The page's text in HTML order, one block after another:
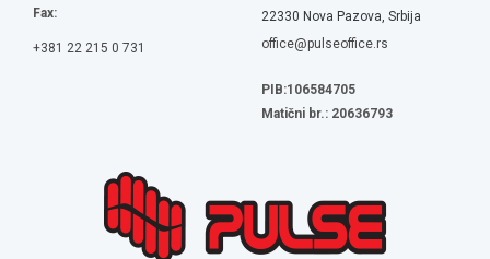
Fax:
+381 22 215 0 731
22330 Nova Pazova, Srbija
office@pulseoffice.rs
PIB:106584705
Matični br.: 20636793